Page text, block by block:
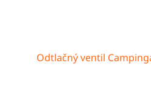
Odtlačný ventil